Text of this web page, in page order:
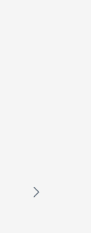
Successiva »